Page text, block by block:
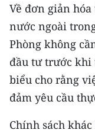
NHÂN DÂN CUỐI
NHÂN DÂN HẰNG
MUA BÁO
ĐỌC BÁO IN
Về đơn giản
nước ngoài
Phòng không
đầu tư trước khi
biểu cho rằng
đảm yêu cầu
Chính sách